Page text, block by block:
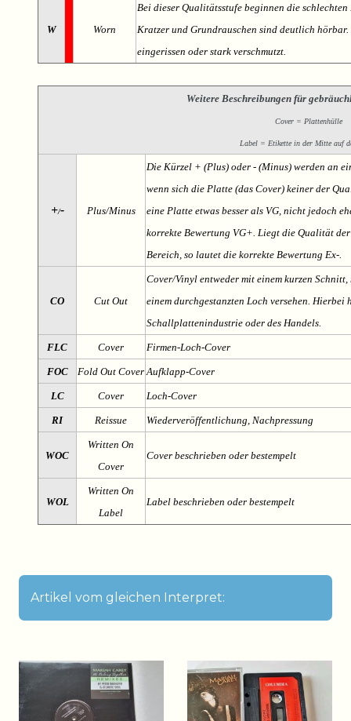
W Worn
Bei dieser Qualitätsstufe beginnen die
Kratzer und Grundrauschen sind deutlich
eingerissen oder stark verschmutzt.
Weitere Beschreibungen für
Cover = Plattenhülle
Label = Etikette in der Mitte auf
+/- Plus/Minus
Die Kürzel + (Plus) oder - (Minus) werden an
wenn sich die Platte (das Cover) keiner der
eine Platte etwas besser als VG, nicht jedoch
korrekte Bewertung VG+. Liegt die Qualität
Bereich, so lautet die korrekte Bewertung Ex-.
CO Cut Out
Cover/Vinyl entweder mit einem kurzen
einem durchgestanzten Loch versehen. Hierbei
Schallplattenindustrie oder des Handels.
FLC Cover Firmen-Loch-Cover
FOC Fold Out Cover Aufklapp-Cover
LC Cover Loch-Cover
RI Reissue Wiederveröffentlichung, Nachpressung
WOC
Written On
Cover
Cover beschrieben oder bestempelt
WOL
Written On
Label
Label beschrieben oder bestempelt
Artikel vom gleichen Interpret: